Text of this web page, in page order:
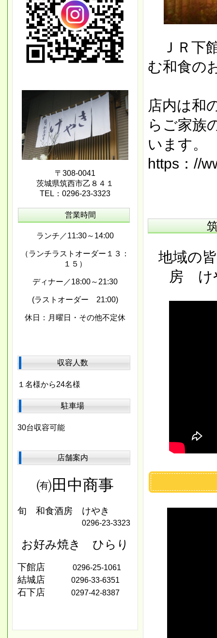
ＪＲ下
む和食の
店内は和
らご家族
います。
https：//
地域の
房 け
〒308-0041
茨城県筑西市乙８４１
TEL：0296-23-3323
営業時間
ランチ／11:30～14:00
（ランチラストオーダー１３：
１５）
ディナー／18:00～21:30
(ラストオーダー 21:00)
休日：月曜日・その他不定休
収容人数
１名様から24名様
駐車場
30台収容可能
店舗案内
㈲田中商事
旬 和食酒房 けやき
0296‐23-3323
お好み焼き ひらり
下館店 0296-25-1061
結城店 0296-33-6351
石下店 0297-42-8387